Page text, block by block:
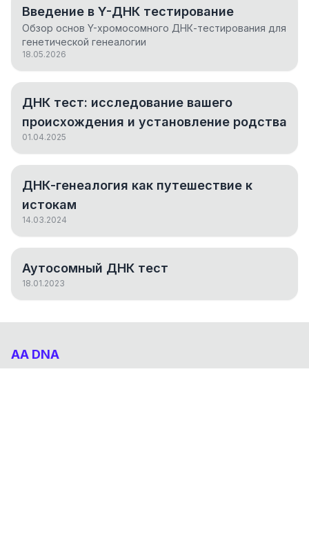
Введение в Y-ДНК тестирование
Обзор основ Y-хромосомного ДНК-тестирования для
генетической генеалогии
18.05.2026
ДНК тест: исследование вашего
происхождения и установление родства
01.04.2025
ДНК-генеалогия как путешествие к
истокам
14.03.2024
Аутосомный ДНК тест
18.01.2023
AA DNA